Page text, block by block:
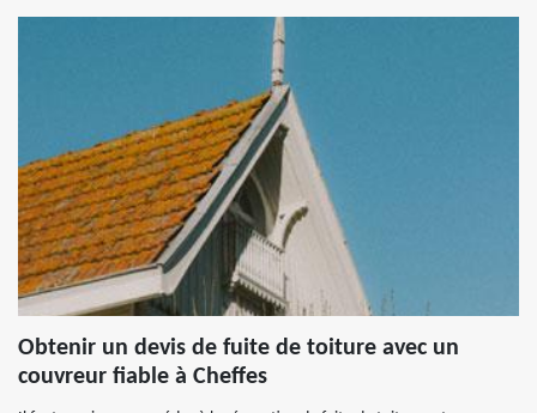
Obtenir un devis de fuite de toiture avec un
couvreur fiable à Cheffes